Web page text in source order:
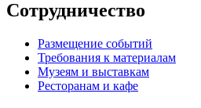
Сотрудничество
Размещение событий
Требования к материалам
Музеям и выставкам
Ресторанам и кафе